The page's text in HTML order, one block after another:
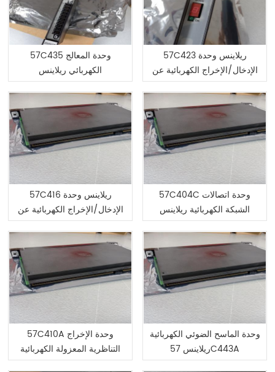
57C435 وحدة المعالج
الكهربائي ريلاينس
57C423 ريلاينس وحدة
الإدخال/الإخراج الكهربائية عن
بعد
57C416 ريلاينس وحدة
الإدخال/الإخراج الكهربائية عن
بعد
57C404C وحدة اتصالات
الشبكة الكهربائية ريلاينس
57C410A وحدة الإخراج
التناظرية المعزولة الكهربائية
من Reliance
وحدة الماسح الضوئي الكهربائية
ريلاينس 57C443A